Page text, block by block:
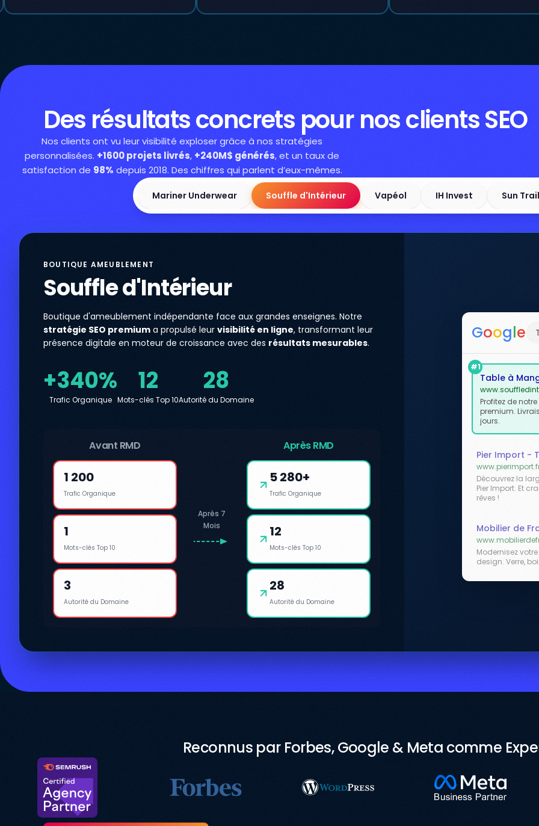
Des résultats concrets pour nos clients SEO
Nos clients ont vu leur visibilité exploser grâce à nos stratégies
personnalisées. +1600 projets livrés, +240M$ générés, et un taux de
satisfaction de 98% depuis 2018. Des chiffres qui parlent d’eux-mêmes.
Mariner Underwear Souffle d'Intérieur Vapéol IH Invest Sun
BOUTIQUE AMEUBLEMENT
Souffle d'Intérieur
Boutique d'ameublement indépendante face aux grandes enseignes. Notre
stratégie SEO premium a propulsé leur visibilité en ligne, transformant leur
présence digitale en moteur de croissance avec des résultats mesurables.
+340%
Trafic Organique
12
Mots-clés Top 10
28
Autorité du Domaine
Avant RMD
1 200
Trafic Organique
1
Mots-clés Top 10
3
Autorité du Domaine
Après 7
Mois
Après RMD
5 280+
Trafic Organique
12
Mots-clés Top 10
28
Autorité du Domaine
Google
#1
Table à
Profitez de
premium.
jours.
Pier Import -
Découvrez la
Pier Import. Et
rêves !
Mobilier de
Modernisez
design. Verre,
Reconnus par Forbes, Google & Meta comme